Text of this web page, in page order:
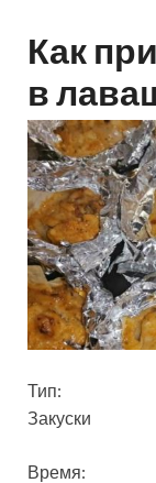
Как
в
Тип:
Закуски
Время: